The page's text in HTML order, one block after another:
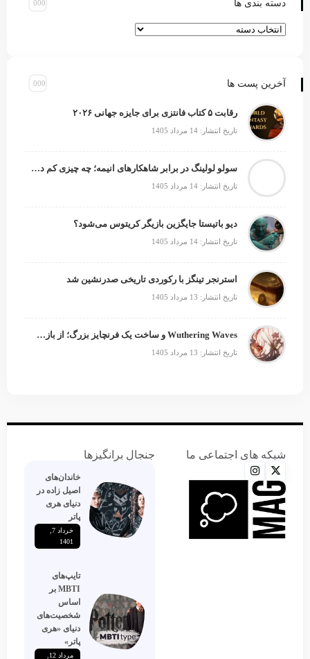
دسته بندی ها
آخرین پست ها
رقابت ۵ کتاب فانتزی برای جایزه جهانی ۲۰۲۶
تاریخ انتشار: 14 مرداد 1405
سولو لولینگ در برابر شاهکارهای انیمه؛ چه چیزی کم دارد؟
تاریخ انتشار: 14 مرداد 1405
دیو باتیستا جایگزین بازیگر کریتوس می‌شود؟
تاریخ انتشار: 14 مرداد 1405
استرنجر تینگز با رکوردی تاریخی صدرنشین شد
تاریخ انتشار: 13 مرداد 1405
Wuthering Waves و ساخت یک فرنچایز بزرگ؛ از بازی تا انیمه
تاریخ انتشار: 13 مرداد 1405
شبکه های اجتماعی ما جنجال برانگیزها
خاندان‌های
اصیل زاده‌ در
دنیای هری
پاتر
1401
تایپ‌های
MBTI بر
اساس
شخصیت‌های
دنیای «هری
پاتر»